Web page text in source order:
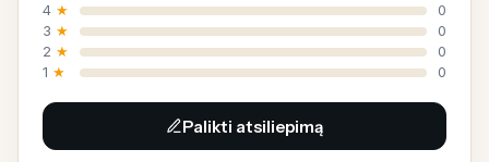
4 ★
0
3 ★
0
2 ★
0
1 ★ 0
Palikti atsiliepimą